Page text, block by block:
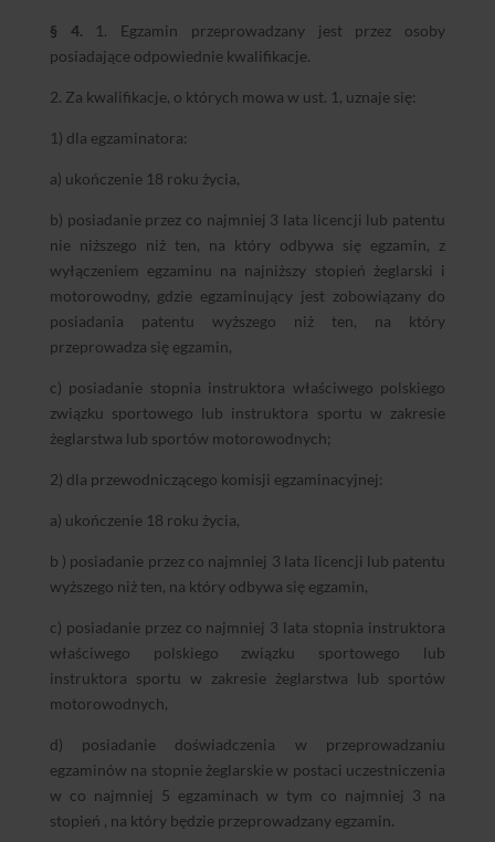
§ 4. 1. Egzamin przeprowadzany jest przez osoby
posiadające odpowiednie kwalifikacje.
2. Za kwalifikacje, o których mowa w ust. 1, uznaje się:
1) dla egzaminatora:
a) ukończenie 18 roku życia,
b) posiadanie przez co najmniej 3 lata licencji lub patentu
nie niższego niż ten, na który odbywa się egzamin, z
wyłączeniem egzaminu na najniższy stopień żeglarski i
motorowodny, gdzie egzaminujący jest zobowiązany do
posiadania patentu wyższego niż ten, na który
przeprowadza się egzamin,
c) posiadanie stopnia instruktora właściwego polskiego
związku sportowego lub instruktora sportu w zakresie
żeglarstwa lub sportów motorowodnych;
2) dla przewodniczącego komisji egzaminacyjnej:
a) ukończenie 18 roku życia,
b ) posiadanie przez co najmniej 3 lata licencji lub patentu
wyższego niż ten, na który odbywa się egzamin,
c) posiadanie przez co najmniej 3 lata stopnia instruktora
właściwego polskiego związku sportowego lub
instruktora sportu w zakresie żeglarstwa lub sportów
motorowodnych,
d) posiadanie doświadczenia w przeprowadzaniu
egzaminów na stopnie żeglarskie w postaci uczestniczenia
w co najmniej 5 egzaminach w tym co najmniej 3 na
stopień , na który będzie przeprowadzany egzamin.